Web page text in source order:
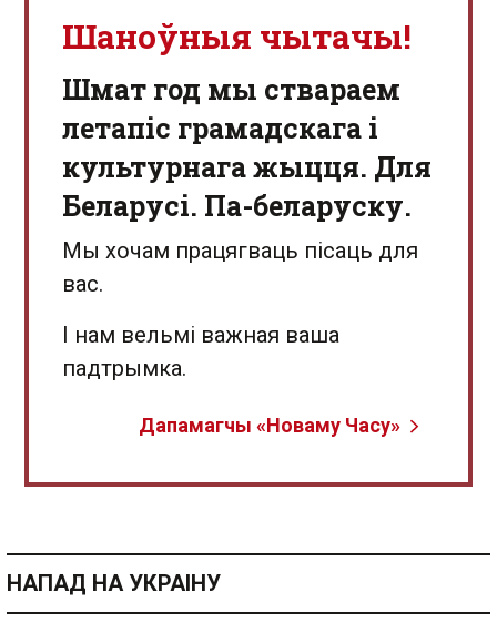
Шаноўныя чытачы!
Шмат год мы ствараем
летапіс грамадскага і
культурнага жыцця. Для
Беларусі. Па-беларуску.
Мы хочам працягваць пісаць для
вас.
І нам вельмі важная ваша
падтрымка.
Дапамагчы «Новаму Часу»
НАПАД НА УКРАІНУ